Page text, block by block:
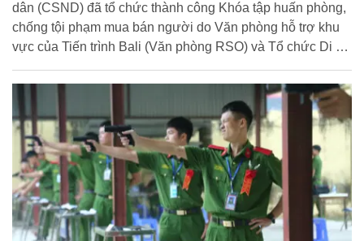
dân (CSND) đã tổ chức thành công Khóa tập huấn phòng,
chống tội phạm mua bán người do Văn phòng hỗ trợ khu
vực của Tiến trình Bali (Văn phòng RSO) và Tổ chức Di cư